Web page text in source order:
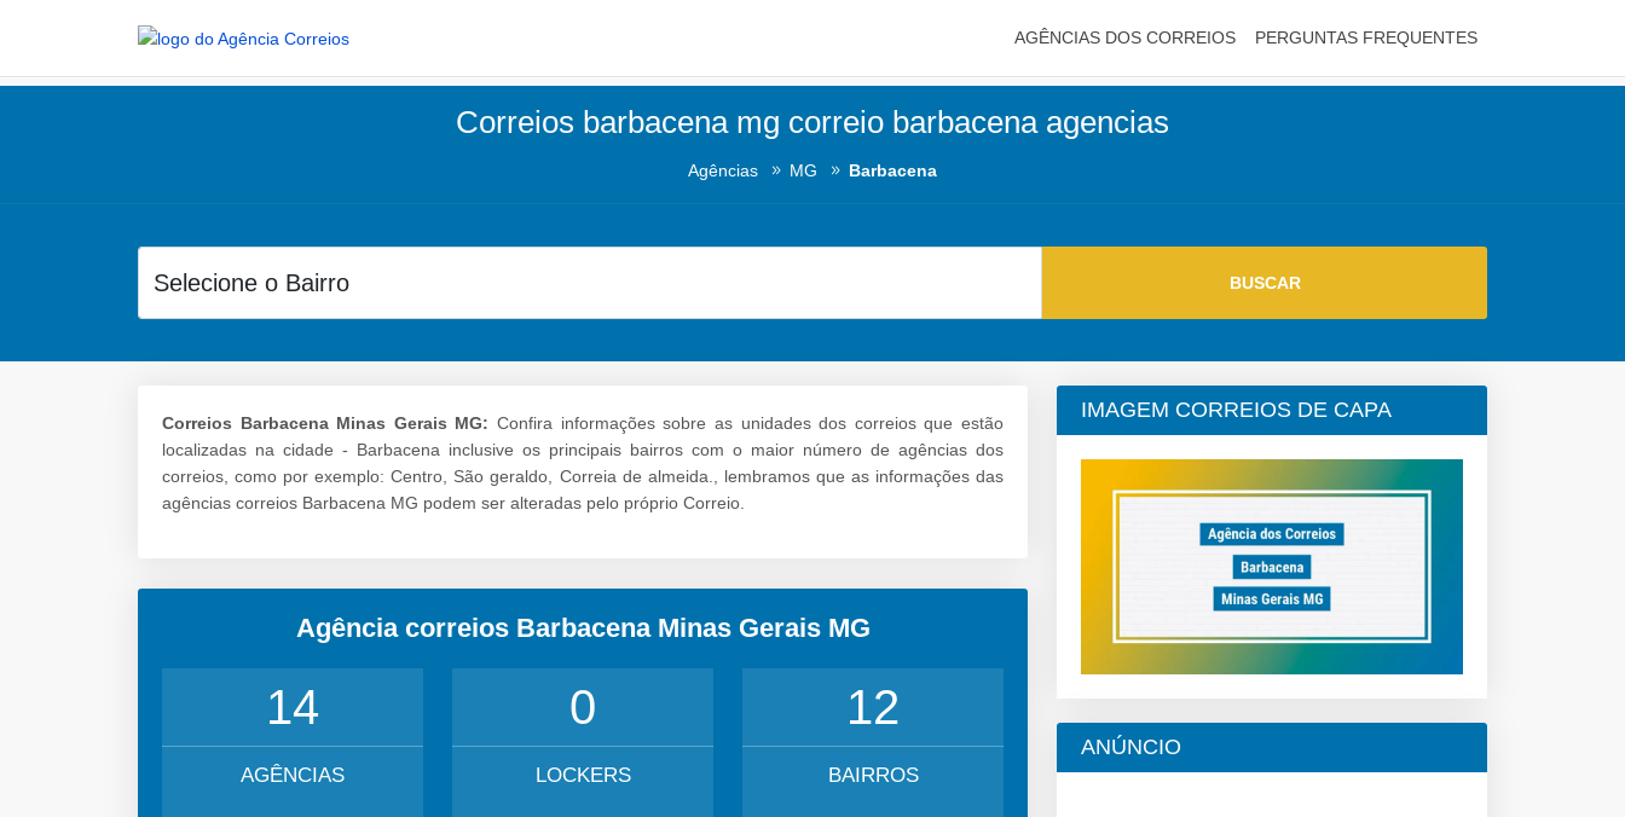
AGÊNCIAS DOS CORREIOS PERGUNTAS FREQUENTES
Correios barbacena mg correio barbacena agencias
Agências MG Barbacena
Correios Barbacena Minas Gerais MG: Confira informações sobre as unidades dos correios que estão
localizadas na cidade - Barbacena inclusive os principais bairros com o maior número de agências dos
correios, como por exemplo: Centro, São geraldo, Correia de almeida., lembramos que as informações das
agências correios Barbacena MG podem ser alteradas pelo próprio Correio.
Agência correios Barbacena Minas Gerais MG
14
AGÊNCIAS
0
LOCKERS
12
BAIRROS
IMAGEM CORREIOS DE CAPA
ANÚNCIO